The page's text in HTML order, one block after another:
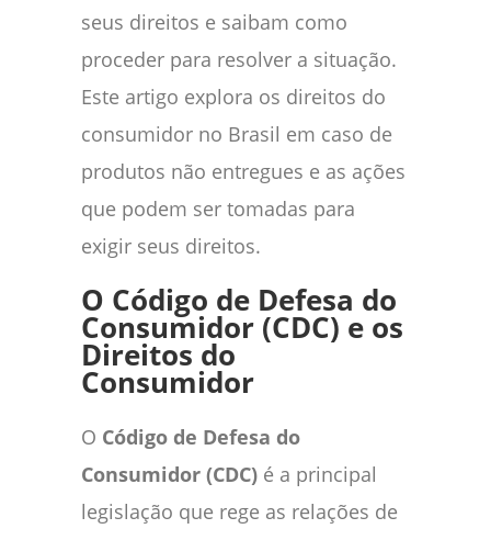
seus direitos e saibam como
proceder para resolver a situação.
Este artigo explora os direitos do
consumidor no Brasil em caso de
produtos não entregues e as ações
que podem ser tomadas para
exigir seus direitos.
O Código de Defesa do
Consumidor (CDC) e os
Direitos do
Consumidor
O Código de Defesa do
Consumidor (CDC) é a principal
legislação que rege as relações de